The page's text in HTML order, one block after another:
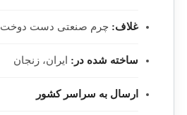
غلاف: چرم صنعتی دست دوخت
ساخته شده در: ایران، زنجان
ارسال به سراسر کشور